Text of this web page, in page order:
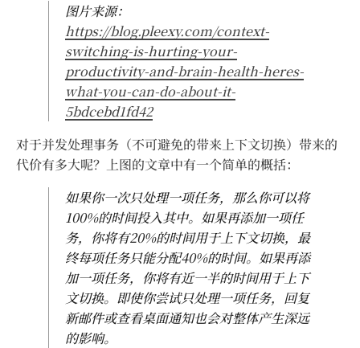
图片来源：
https://blog.pleexy.com/context-
switching-is-hurting-your-
productivity-and-brain-health-heres-
what-you-can-do-about-it-
5bdcebd1fd42
对于并发处理事务（不可避免的带来上下文切换）带来的
代价有多大呢？上图的文章中有一个简单的概括：
如果你一次只处理一项任务，那么你可以将
100%的时间投入其中。如果再添加一项任
务，你将有20%的时间用于上下文切换，最
终每项任务只能分配40%的时间。如果再添
加一项任务，你将有近一半的时间用于上下
文切换。即使你尝试只处理一项任务，回复
新邮件或查看桌面通知也会对整体产生深远
的影响。